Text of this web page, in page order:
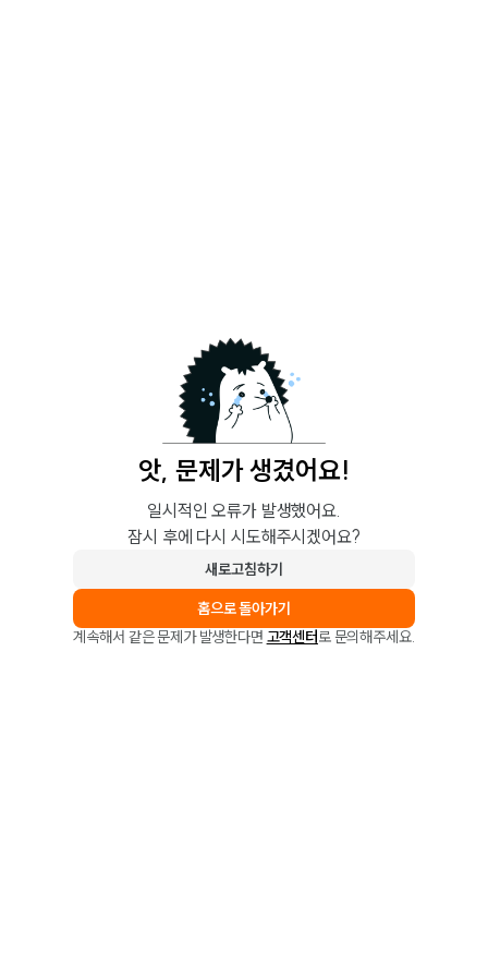
앗, 문제가 생겼어요!
일시적인 오류가 발생했어요.
잠시 후에 다시 시도해주시겠어요?
새로고침하기
홈으로 돌아가기
계속해서 같은 문제가 발생한다면 고객센터로 문의해주세요.